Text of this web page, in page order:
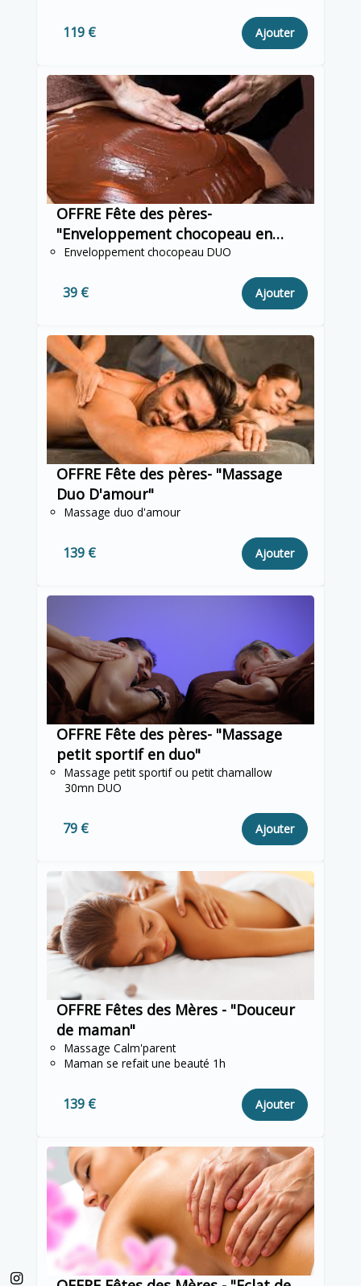
119 € Ajouter
OFFRE Fête des pères-
"Enveloppement chocopeau en
duo"
Enveloppement chocopeau DUO
39 € Ajouter
OFFRE Fête des pères- "Massage
Duo D'amour"
Massage duo d'amour
139 € Ajouter
OFFRE Fête des pères- "Massage
petit sportif en duo"
Massage petit sportif ou petit chamallow
30mn DUO
79 € Ajouter
OFFRE Fêtes des Mères - "Douceur
de maman"
Massage Calm'parent
Maman se refait une beauté 1h
139 € Ajouter